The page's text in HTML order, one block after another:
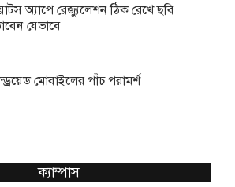
অ্যাপে রেজ্যুলেশন ঠিক রেখে ছবি
যেভাবে
মোবাইলের পাঁচ পরামর্শ
ক্যাম্পাস